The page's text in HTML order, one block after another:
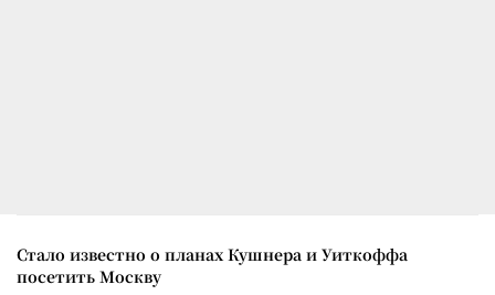
Стало известно о планах Кушнера и Уиткоффа
посетить Москву